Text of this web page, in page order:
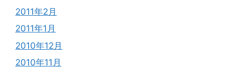
2011年2月
2011年1月
2010年12月
2010年11月